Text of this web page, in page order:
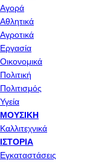
Αγορά
Αθλητικά
Αγροτικά
Εργασία
Οικονομικά
Πολιτική
Πολιτισμός
Υγεία
ΜΟΥΣΙΚΉ
Καλλιτεχνικά
ΙΣΤΟΡΊΑ
Εγκαταστάσεις